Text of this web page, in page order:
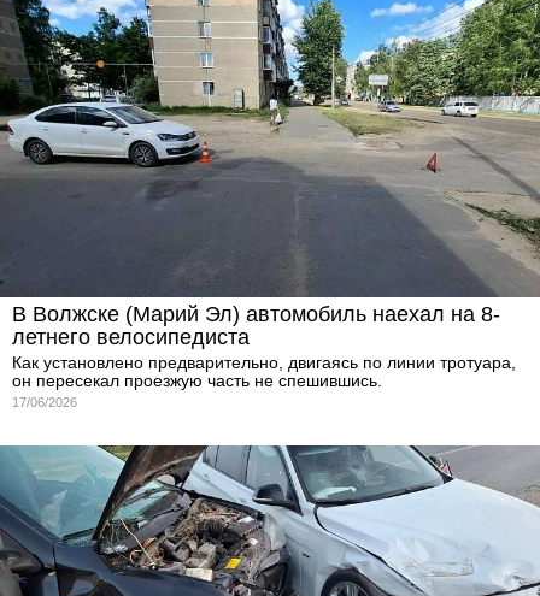
В Волжске (Марий Эл) автомобиль наехал на 8-
летнего велосипедиста
Как установлено предварительно, двигаясь по линии тротуара,
он пересекал проезжую часть не спешившись.
17/06/2026